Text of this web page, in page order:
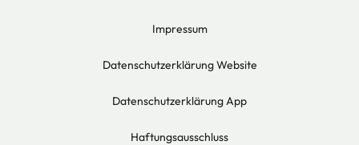
Impressum
Datenschutzerklärung Website
Datenschutzerklärung App
Haftungsausschluss